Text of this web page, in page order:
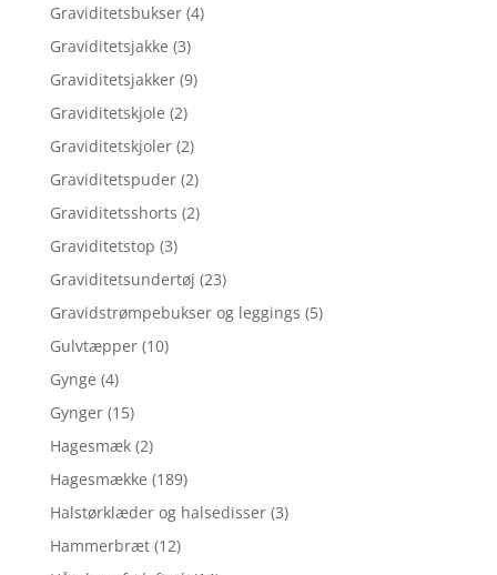
Graviditetsbukser (4)
Graviditetsjakke (3)
Graviditetsjakker (9)
Graviditetskjole (2)
Graviditetskjoler (2)
Graviditetspuder (2)
Graviditetsshorts (2)
Graviditetstop (3)
Graviditetsundertøj (23)
Gravidstrømpebukser og leggings (5)
Gulvtæpper (10)
Gynge (4)
Gynger (15)
Hagesmæk (2)
Hagesmække (189)
Halstørklæder og halsedisser (3)
Hammerbræt (12)